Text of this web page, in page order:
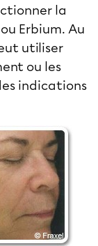
la
Erbium. Au
utiliser
ou les
indications